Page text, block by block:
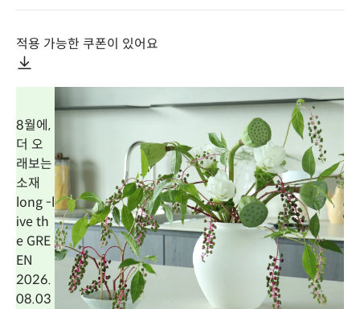
적용 가능한 쿠폰이 있어요
8월에,
더 오
래보는
소재
long -l
ive th
e GRE
EN
2026.
08.03